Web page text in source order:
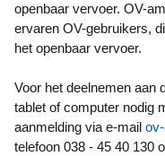
openbaar vervoer. OV-
ervaren OV-gebruikers,
het openbaar vervoer.
Voor het deelnemen aan
tablet of computer nodig
aanmelding via e-mail
telefoon 038 - 45 40 130